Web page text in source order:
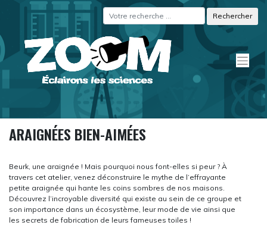
Panneau de gestion des cookies
ARAIGNÉES BIEN-AIMÉES
Beurk, une araignée ! Mais pourquoi nous font-elles si peur ? À
travers cet atelier, venez déconstruire le mythe de l’effrayante
petite araignée qui hante les coins sombres de nos maisons.
Découvrez l’incroyable diversité qui existe au sein de ce groupe et
son importance dans un écosystème, leur mode de vie ainsi que
les secrets de fabrication de leurs fameuses toiles !